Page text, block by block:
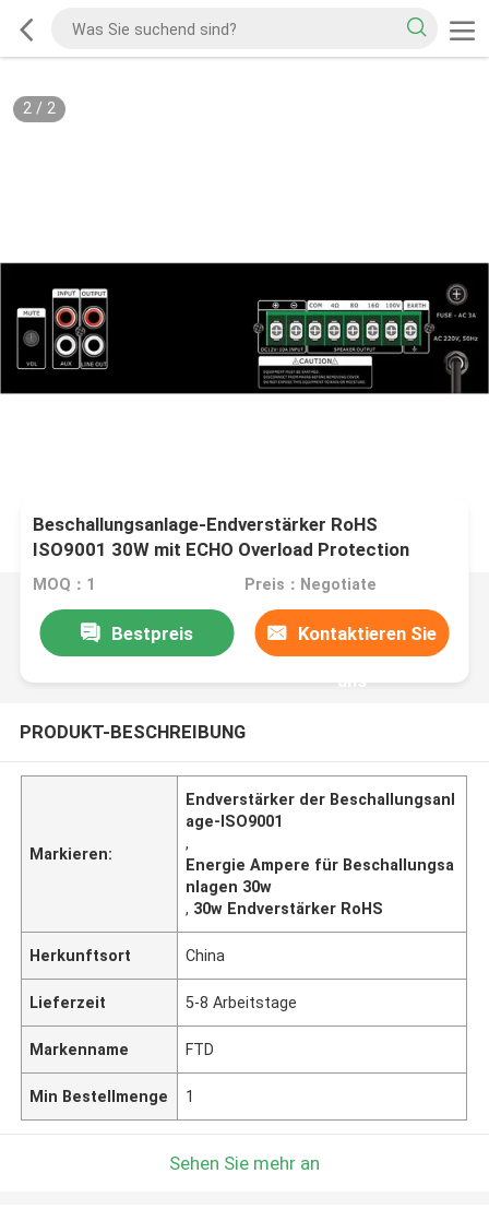
2/ 2
Beschallungsanlage-Endverstärker RoHS
ISO9001 30W mit ECHO Overload Protection
MOQ：1 Preis：Negotiate
Bestpreis Kontaktieren Sie
uns
PRODUKT-BESCHREIBUNG
Markieren:
Endverstärker der Beschallungsanl
age-ISO9001
,
Energie Ampere für Beschallungsa
nlagen 30w
, 30w Endverstärker RoHS
Herkunftsort China
Lieferzeit 5-8 Arbeitstage
Markenname FTD
Min Bestellmenge 1
Sehen Sie mehr an